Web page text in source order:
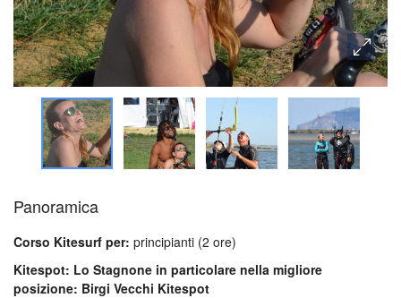
Panoramica
Corso Kitesurf per: principianti (2 ore)
Kitespot: Lo Stagnone in particolare nella migliore
posizione: Birgi Vecchi Kitespot